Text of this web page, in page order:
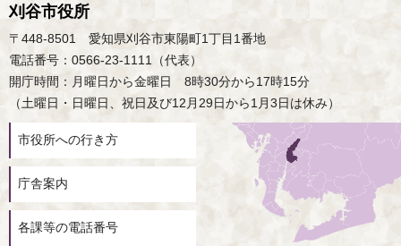
刈谷市役所
〒448-8501 愛知県刈谷市東陽町1丁目1番地
電話番号：0566-23-1111（代表）
開庁時間：月曜日から金曜日 8時30分から17時15分
（土曜日・日曜日、祝日及び12月29日から1月3日は休み）
市役所への行き方
庁舎案内
各課等の電話番号